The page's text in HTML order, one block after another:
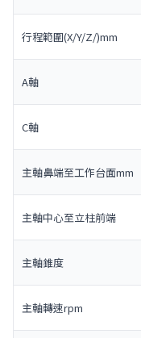
行程範圍(X/Y/Z/)mm
A軸
C軸
主軸鼻端至工作台面mm
主軸中心至立柱前端
主軸錐度
主軸轉速rpm